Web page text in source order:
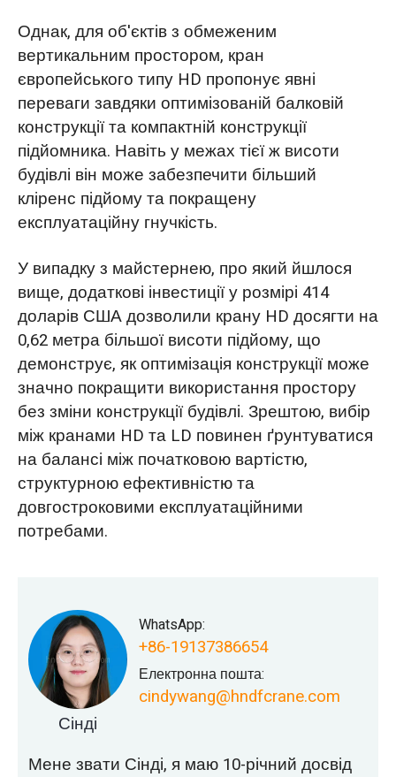
Однак, для об'єктів з обмеженим
вертикальним простором, кран
європейського типу HD пропонує явні
переваги завдяки оптимізованій балковій
конструкції та компактній конструкції
підйомника. Навіть у межах тієї ж висоти
будівлі він може забезпечити більший
кліренс підйому та покращену
експлуатаційну гнучкість.
У випадку з майстернею, про який йшлося
вище, додаткові інвестиції у розмірі 414
доларів США дозволили крану HD досягти на
0,62 метра більшої висоти підйому, що
демонструє, як оптимізація конструкції може
значно покращити використання простору
без зміни конструкції будівлі. Зрештою, вибір
між кранами HD та LD повинен ґрунтуватися
на балансі між початковою вартістю,
структурною ефективністю та
довгостроковими експлуатаційними
потребами.
Сінді
WhatsApp:
+86-19137386654
Електронна пошта:
cindywang@hndfcrane.com
Мене звати Сінді, я маю 10-річний досвід